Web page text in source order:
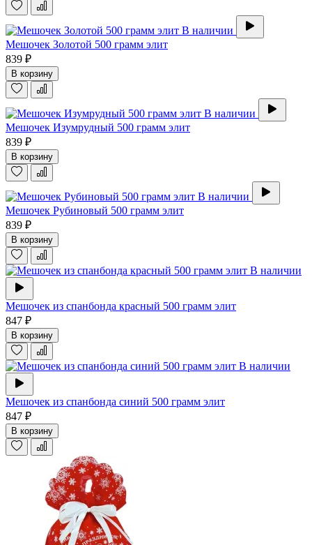
В наличии
Мешочек Золотой 500 грамм элит
839 ₽
В корзину
В наличии
Мешочек Изумрудный 500 грамм элит
839 ₽
В корзину
В наличии
Мешочек Рубиновый 500 грамм элит
839 ₽
В корзину
В наличии
Мешочек из спанбонда красный 500 грамм элит
847 ₽
В корзину
В наличии
Мешочек из спанбонда синий 500 грамм элит
847 ₽
В корзину